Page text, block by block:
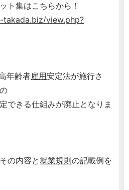
ト集はこちらから！
view.php?
年齢者雇用安定法が施行さ
できる仕組みが廃止となりま
の内容と就業規則の記載例を